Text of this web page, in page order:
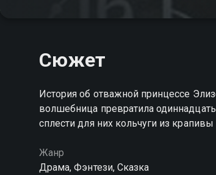
Сюжет
История об отважной принцессе
волшебница превратила
сплести для них кольчуги из крапивы
Жанр
Драма, Фэнтези, Сказка